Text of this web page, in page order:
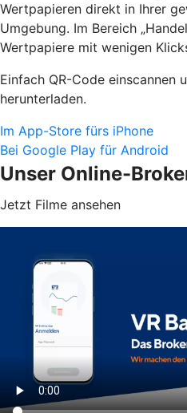
Wertpapieren direkt in Ihrer
Umgebung. Im Bereich
Wertpapiere mit wenigen
Einfach QR-Code einscannen
herunterladen.
Im App-Store fürs iPhone
Bei Google Play für Android
Unser Online-
Jetzt Filme ansehen